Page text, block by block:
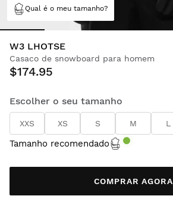
Qual é o meu tamanho?
W3 LHOTSE
Casaco de snowboard para homem
$174.95
Escolher o seu tamanho
XXS XS S M L
Tamanho recomendado
COMPRAR AGORA